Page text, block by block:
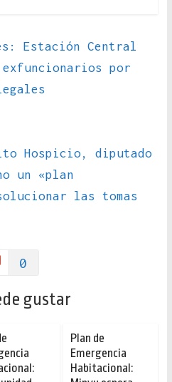
Estación Central
por
Hospicio, diputado
un «plan
las tomas
0
gustar
Plan de
Emergencia
Habitacional: